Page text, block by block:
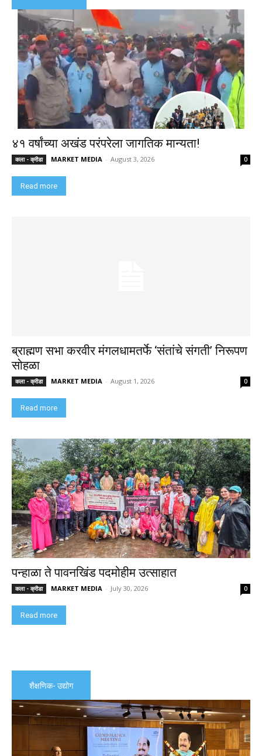
४१ वर्षांच्या अखंड परंपरेला जागतिक मान्यता!
कला - क्रीडा MARKET MEDIA - August 3, 2026 0
Read more
ब्राह्मण सभा करवीर मंगलधामतर्फे ‘संतांचे संगती’ निरूपण
सोहळा
कला - क्रीडा MARKET MEDIA - August 1, 2026 0
Read more
पन्हाळा ते पावनखिंड पदमोहीम उत्साहात
कला - क्रीडा MARKET MEDIA - July 30, 2026 0
Read more
शैक्षणिक- उद्योग